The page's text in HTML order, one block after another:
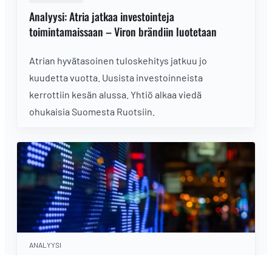
Analyysi: Atria jatkaa investointeja
toimintamaissaan – Viron brändiin luotetaan
Atrian hyvätasoinen tuloskehitys jatkuu jo
kuudetta vuotta. Uusista investoinneista
kerrottiin kesän alussa. Yhtiö alkaa viedä
ohukaisia Suomesta Ruotsiin.
ANALYYSI